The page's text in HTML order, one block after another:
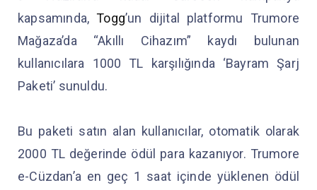
kapsamında,Togg’un dijital platformu Trumore
Mağaza’da “Akıllı Cihazım” kaydı bulunan
kullanıcılara 1000 TL karşılığında ‘Bayram Şarj
Paketi’ sunuldu.
Bu paketi satın alan kullanıcılar, otomatik olarak
2000 TL değerinde ödül para kazanıyor. Trumore
e-Cüzdan’a en geç 1 saat içinde yüklenen ödül